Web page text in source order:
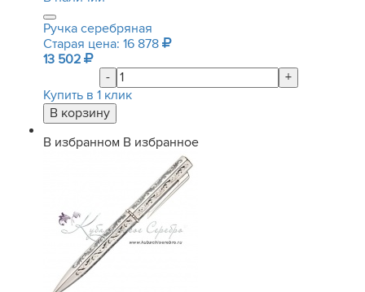
Ручка серебряная
Старая цена: 16 878
13 502
-
+
Купить в 1 клик
В избранном В избранное